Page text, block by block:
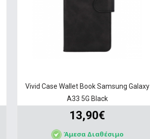
Vivid Case Wallet Book Samsung Galaxy
A33 5G Black
13,90€
Άμεσα Διαθέσιμο